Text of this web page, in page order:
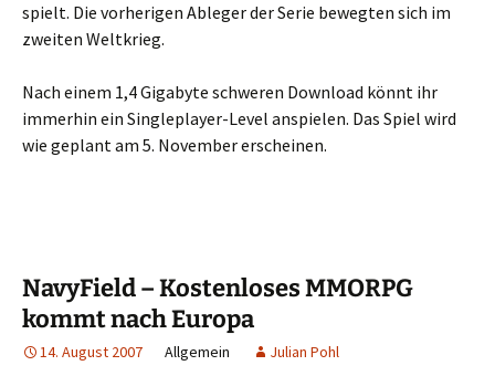
spielt. Die vorherigen Ableger der Serie bewegten sich im
zweiten Weltkrieg.
Nach einem 1,4 Gigabyte schweren Download könnt ihr
immerhin ein Singleplayer-Level anspielen. Das Spiel wird
wie geplant am 5. November erscheinen.
NavyField – Kostenloses MMORPG
kommt nach Europa
14. August 2007 Allgemein Julian Pohl